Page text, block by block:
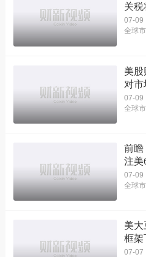
关税
07-09
全球
美股
对市
07-09
全球
前瞻
注美
07-09
全球
美大
框架
07-07